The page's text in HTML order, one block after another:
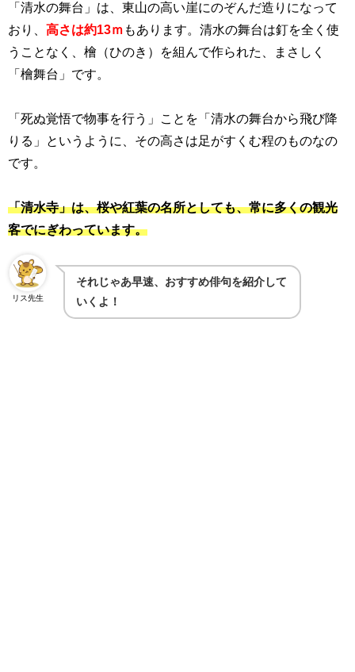
「清水の舞台」は、東山の高い崖にのぞんだ造りになって
おり、 高さは約13ｍ もあります。清水の舞台は釘を全く使
うことなく、檜（ひのき）を組んで作られた、まさしく
「檜舞台」です。
「死ぬ覚悟で物事を行う」ことを「清水の舞台から飛び降
りる」というように、その高さは足がすくむ程のものなの
です。
「清水寺」は、桜や紅葉の名所としても、常に多くの観光
客でにぎわっています。
リス先生
それじゃあ早速、おすすめ俳句を紹介して
いくよ！